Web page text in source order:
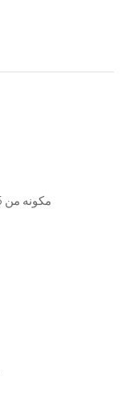
– كت ميرور زجاج Glass double sided مكونه من 5 قطع